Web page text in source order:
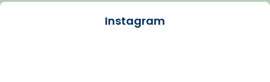
Arquebisbat de Barcelona
Instagram